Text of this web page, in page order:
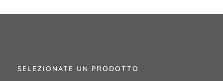
SELEZIONATE UN PRODOTTO